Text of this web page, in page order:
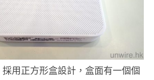
用正方形盒設計，盒面有一個個